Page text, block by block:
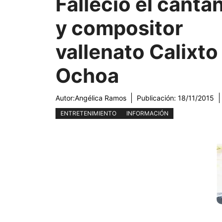
y compositor
vallenato Calixto
Ochoa
Autor:Angélica Ramos Publicación: 18/11/2015
ENTRETENIMIENTO INFORMACIÓN